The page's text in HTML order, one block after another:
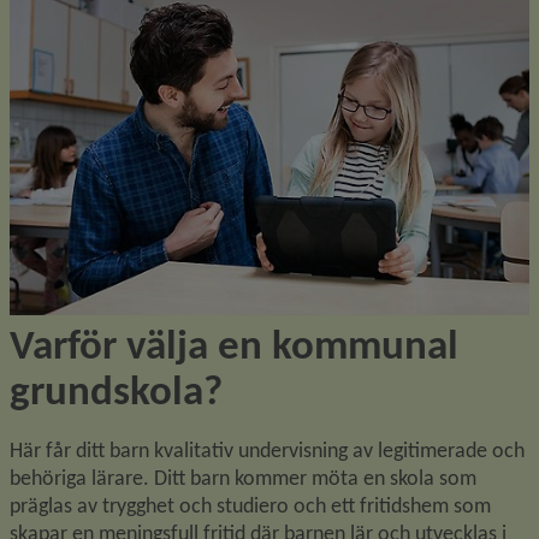
Varför välja en kommunal
grundskola?
Här får ditt barn kvalitativ undervisning av legitimerade och
behöriga lärare. Ditt barn kommer möta en skola som
präglas av trygghet och studiero och ett fritidshem som
skapar en meningsfull fritid där barnen lär och utvecklas i